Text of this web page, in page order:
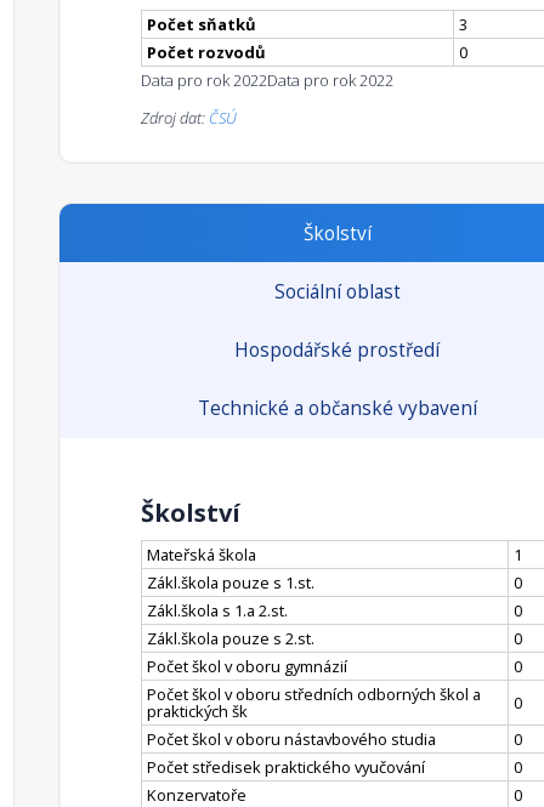
Počet sňatků
3
Počet rozvodů
0
Data pro rok 2022Data pro rok 2022
Zdroj dat: ČSÚ
Školství
Sociální oblast
Hospodářské prostředí
Technické a občanské vybavení
Školství
Mateřská škola
1
Zákl.škola pouze s 1.st.
0
Zákl.škola s 1.a 2.st.
0
Zákl.škola pouze s 2.st.
0
Počet škol v oboru gymnázií
0
Počet škol v oboru středních odborných škol a
praktických šk
0
Počet škol v oboru nástavbového studia
0
Počet středisek praktického vyučování
0
Konzervatoře
0